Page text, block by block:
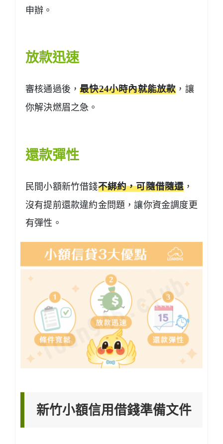
申辦。
放款迅速
審核通過後，最快24小時內就能放款 ，讓
你解決燃眉之急。
還款彈性
民間小額新竹借錢不綁約，可隨借隨還 ，
沒有提前還款違約金問題，讓你資金調度更
有彈性。
新竹小額信用借錢準備文件